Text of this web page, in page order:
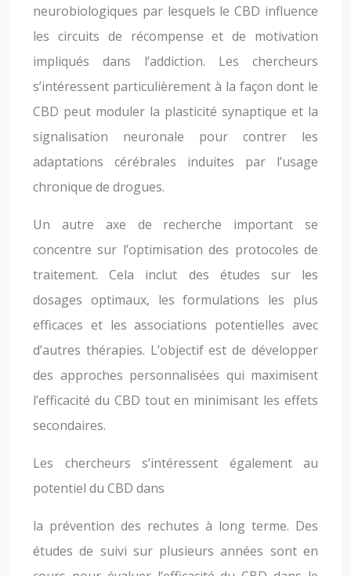
neurobiologiques par lesquels le CBD influence
les circuits de récompense et de motivation
impliqués dans l’addiction. Les chercheurs
s’intéressent particulièrement à la façon dont le
CBD peut moduler la plasticité synaptique et la
signalisation neuronale pour contrer les
adaptations cérébrales induites par l’usage
chronique de drogues.
Un autre axe de recherche important se
concentre sur l’optimisation des protocoles de
traitement. Cela inclut des études sur les
dosages optimaux, les formulations les plus
efficaces et les associations potentielles avec
d’autres thérapies. L’objectif est de développer
des approches personnalisées qui maximisent
l’efficacité du CBD tout en minimisant les effets
secondaires.
Les chercheurs s’intéressent également au
potentiel du CBD dans
la prévention des rechutes à long terme. Des
études de suivi sur plusieurs années sont en